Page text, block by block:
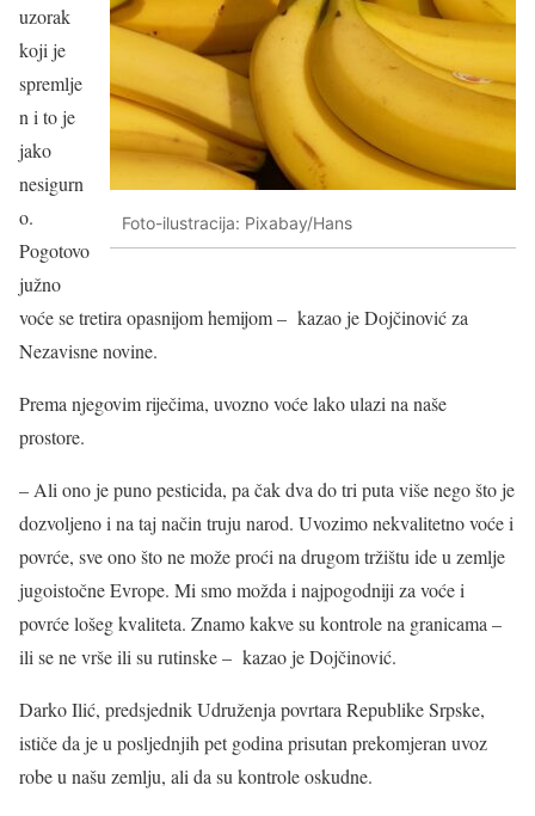
Foto-ilustracija: Pixabay/Hans
uzorak
koji je
spremlje
n i to je
jako
nesigurn
o.
Pogotovo
južno
voće se tretira opasnijom hemijom – kazao je Dojčinović za
Nezavisne novine.
Prema njegovim riječima, uvozno voće lako ulazi na naše
prostore.
– Ali ono je puno pesticida, pa čak dva do tri puta više nego što je
dozvoljeno i na taj način truju narod. Uvozimo nekvalitetno voće i
povrće, sve ono što ne može proći na drugom tržištu ide u zemlje
jugoistočne Evrope. Mi smo možda i najpogodniji za voće i
povrće lošeg kvaliteta. Znamo kakve su kontrole na granicama –
ili se ne vrše ili su rutinske – kazao je Dojčinović.
Darko Ilić, predsjednik Udruženja povrtara Republike Srpske,
ističe da je u posljednjih pet godina prisutan prekomjeran uvoz
robe u našu zemlju, ali da su kontrole oskudne.